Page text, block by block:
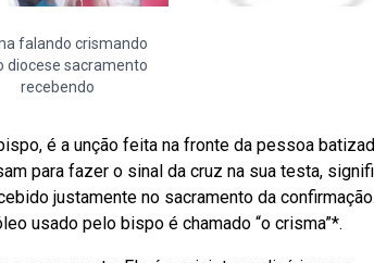
falando crismando
diocese sacramento
recebendo
é a unção feita na fronte da pessoa
para fazer o sinal da cruz na sua testa,
justamente no sacramento da confirmação.
usado pelo bispo é chamado “o crisma”*.